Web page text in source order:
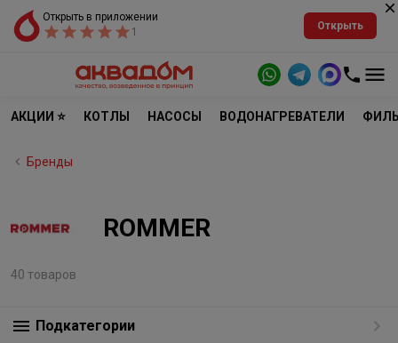
Открыть в приложении
1
Открыть
АКЦИИ ⭐ КОТЛЫ НАСОСЫ ВОДОНАГРЕВАТЕЛИ
Бренды
ROMMER
40 товаров
Подкатегории